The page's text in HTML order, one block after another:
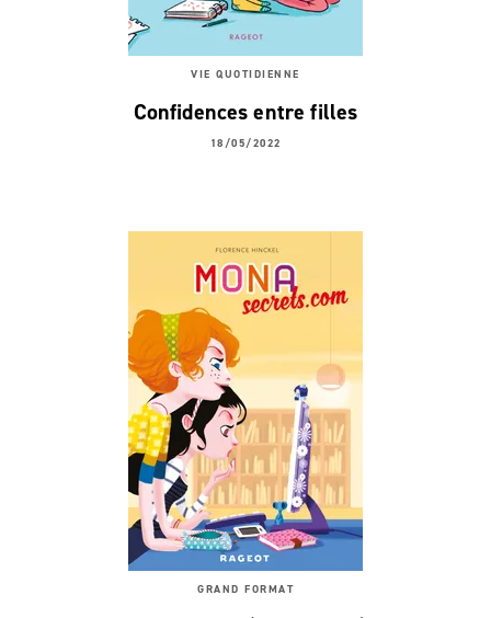
VIE QUOTIDIENNE
Confidences entre filles
18/05/2022
GRAND FORMAT